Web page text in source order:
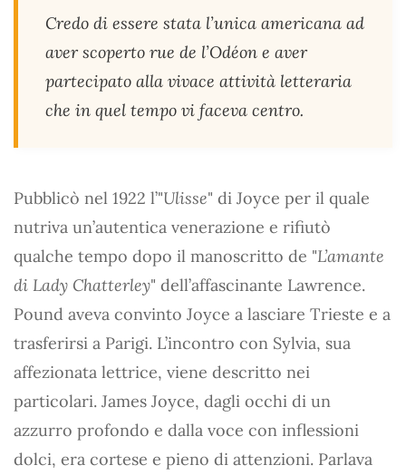
Credo di essere stata l’unica americana ad
aver scoperto rue de l’Odéon e aver
partecipato alla vivace attività letteraria
che in quel tempo vi faceva centro.
Pubblicò nel 1922 l’"Ulisse" di Joyce per il quale
nutriva un’autentica venerazione e rifiutò
qualche tempo dopo il manoscritto de "L’amante
di Lady Chatterley" dell’affascinante Lawrence.
Pound aveva convinto Joyce a lasciare Trieste e a
trasferirsi a Parigi. L’incontro con Sylvia, sua
affezionata lettrice, viene descritto nei
particolari. James Joyce, dagli occhi di un
azzurro profondo e dalla voce con inflessioni
dolci, era cortese e pieno di attenzioni. Parlava